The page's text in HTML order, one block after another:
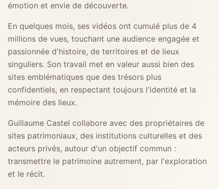
émotion et envie de découverte.
En quelques mois, ses vidéos ont cumulé plus de 4
millions de vues, touchant une audience engagée et
passionnée d'histoire, de territoires et de lieux
singuliers. Son travail met en valeur aussi bien des
sites emblématiques que des trésors plus
confidentiels, en respectant toujours l'identité et la
mémoire des lieux.
Guillaume Castel collabore avec des propriétaires de
sites patrimoniaux, des institutions culturelles et des
acteurs privés, autour d'un objectif commun :
transmettre le patrimoine autrement, par l'exploration
et le récit.